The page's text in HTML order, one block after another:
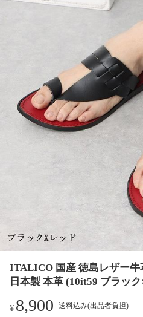
ITALICO 国産 徳島レザー牛
日本製 本革 (10it59 ブラック
¥8,900 送料込み(出品者負担)